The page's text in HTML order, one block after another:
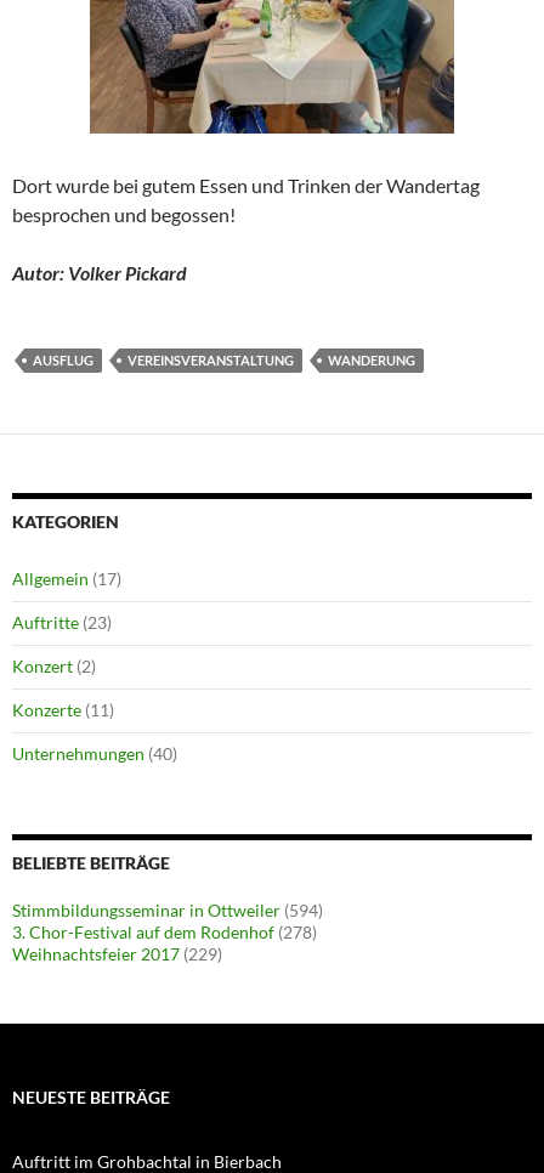
Dort wurde bei gutem Essen und Trinken der Wandertag
besprochen und begossen!
Autor: Volker Pickard
AUSFLUG VEREINSVERANSTALTUNG WANDERUNG
KATEGORIEN
Allgemein (17)
Auftritte (23)
Konzert (2)
Konzerte (11)
Unternehmungen (40)
BELIEBTE BEITRÄGE
Stimmbildungsseminar in Ottweiler (594)
3. Chor-Festival auf dem Rodenhof (278)
Weihnachtsfeier 2017 (229)
NEUESTE BEITRÄGE
Auftritt im Grohbachtal in Bierbach